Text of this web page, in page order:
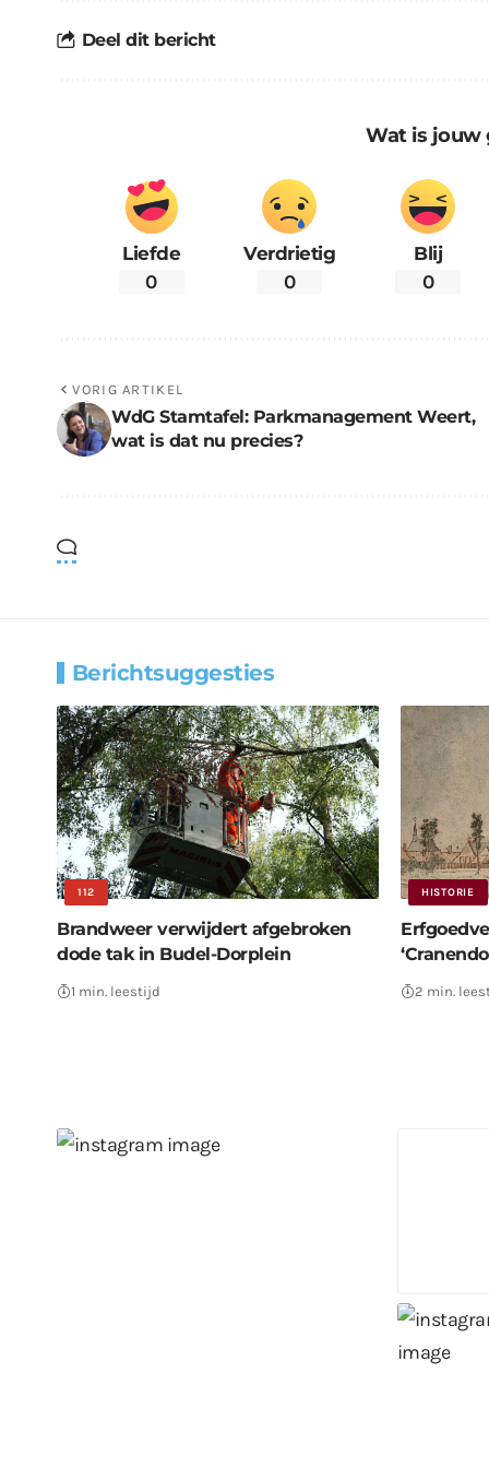
Deel dit bericht
Wat is jouw
Liefde
0
Verdrietig
0
Blij
0
VORIG ARTIKEL
WdG Stamtafel: Parkmanagement Weert,
wat is dat nu precies?
Berichtsuggesties
112
Brandweer verwijdert afgebroken
dode tak in Budel-Dorplein
1 min. leestijd
HISTORIE
2 min.